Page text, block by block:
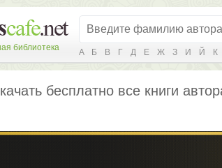
библиотека А Б В Г Д Е Ж З И Й К
бесплатно все книги